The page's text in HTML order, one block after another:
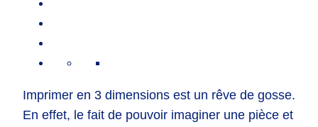
Imprimer en 3 dimensions est un rêve de gosse.
En effet, le fait de pouvoir imaginer une pièce et